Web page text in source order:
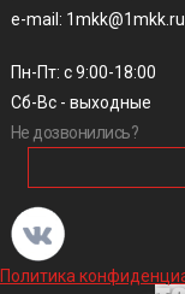
e-mail: 1mkk@1mkk.ru
Пн-Пт: с 9:00-18:00
Сб-Вс - выходные
Не дозвонились?
Политика